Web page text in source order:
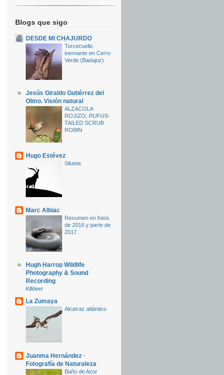
Blogs que sigo
DESDE MI CHAJURDO
Torcecuello
inernante en Cerro
Verde (Badajoz)
Jesús Giraldo Gutiérrez del
Olmo. Visión natural
ALZACOLA
ROJIZO, RUFUS-
TAILED SCRUB
ROBIN
Hugo Estévez
Silueta
Marc Albiac
Resumen en fotos
de 2016 y parte de
2017.
Hugh Harrop Wildlife
Photography & Sound
Recording
Killdeer
La Zumaya
Alcatraz atlántico
Juanma Hernández ·
Fotografía de Naturaleza
Baño de Azor